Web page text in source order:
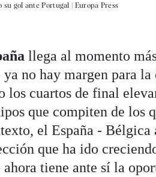
gol ante Portugal | Europa Press
llega al momento
ya no hay margen para
los cuartos de final
que compiten de los
el España - Bélgica
que ha ido
ahora tiene ante sí la